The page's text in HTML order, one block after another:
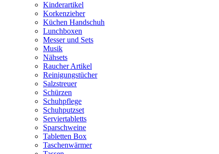
Kinderartikel
Korkenzieher
Küchen Handschuh
Lunchboxen
Messer und Sets
Musik
Nähsets
Raucher Artikel
Reinigungstücher
Salzstreuer
Schürzen
Schuhpflege
Schuhputzset
Serviertabletts
Sparschweine
Tabletten Box
Taschenwärmer